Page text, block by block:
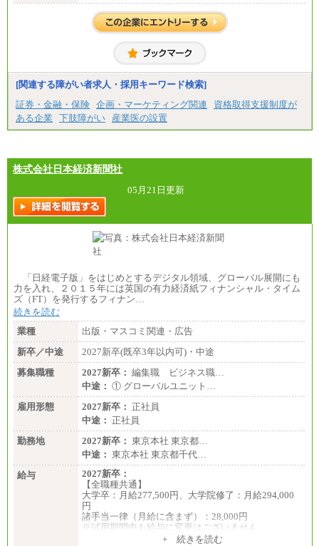
※１ 試用期間６か月（試用期間中も給与に変更
はございません）
※２ 勤務地により異なります
（1) 総合職 （院了）月給274,862円～／（大学卒）
月給245,000円～（※1）
(2) エリア総合職 月給233,410円～（※1）
(3) アシスタントスタッフ 日給9,800円～12,500円
（※2）
※１ 試用期間６か月（試用期間中も給与に変更
なし）
※２ 勤務地により異なる
[関連する障がい者求人・採用キーワード検索]
証券・金融・保険 企画・マーケティング関連
資格取得支援制度が
ある企業
下肢障がい 産業医の設置
株式会社日本経済新聞社
05月21日更新
「日経電子版」をはじめとするデジタル領域、グローバル展開にも
力を入れ、２０１５年には英国の有力経済紙フィナンシャル・タイム
ズ（FT）を発行するフィナン…
続きを読む
業種
出版・マスコミ関連・広告
新卒／中途
2027新卒(既卒3年以内可)・中途
募集職種
2027新卒： 編集職 ビジネス職…
中途： ① グローバルユニット…
雇用形態
2027新卒： 正社員
中途： 正社員
勤務地
2027新卒： 東京本社 東京都…
中途： 東京本社 東京都千代…
給与
2027新卒：
【全職種共通】
大学卒：月給277,500円、大学院修了：月給294,000
円
諸手当一律（月給に含まず）：28,000円
※試用期間中も給与に変更はございません
+ 続きを読む